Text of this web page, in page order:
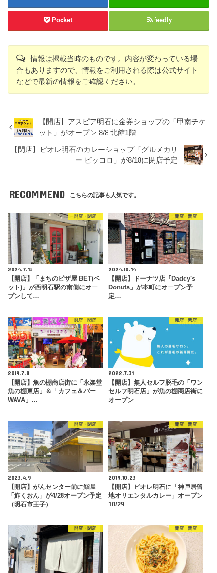
Pocket feedly
情報は掲載当時のものです。内容が変わっている場
合もありますので、情報をご利用される際は公式サイト
などで最新の情報をご確認ください。
【開店】アスピア明石に金券ショップの「甲南チケ
ット」がオープン 8/8 北館1階
【閉店】ピオレ明石のカレーショップ「グルメカリ
ー ピッコロ」が8/18に閉店予定
RECOMMEND こちらの記事も人気です。
開店・閉店
2024.7.13
【開店】「まちのピザ屋 BET(ベ
ット)」が西明石駅の南側にオー
プンして…
開店・閉店
2024.10.14
【開店】ドーナツ店「Daddy's
Donuts」が本町にオープン予
定…
開店・閉店
2019.7.8
【開店】魚の棚商店街に「永楽堂
魚の棚東店」＆「カフェ＆バー
WAVA」…
開店・閉店
2022.7.31
【開店】無人セルフ脱毛の「ワン
セルフ明石店」が魚の棚商店街に
オープン
開店・閉店
2023.4.9
【開店】がんセンター前に鮨屋
「鮓くおん」が4/28オープン予定
（明石市王子）
開店・閉店
2019.10.23
【開店】ピオレ明石に「神戸居留
地オリエンタルカレー」オープン
10/29…
開店・閉店 開店・閉店